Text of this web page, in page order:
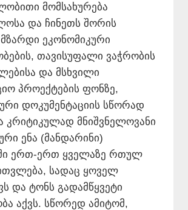
მომსახურება
და ჩინეთს შორის
ეკონომიკური
თავისუფალი ვაჭრობის
და მსხვილი
პროექტების ფონზე,
დოკუმენტაციის სწორად
კრიტიკულად მნიშვნელოვანი
ენა (მანდარინი)
ერთ-ერთ ყველაზე რთულ
სადაც ყოველ
და ტონს გადამწყვეტი
აქვს. სწორედ ამიტომ,